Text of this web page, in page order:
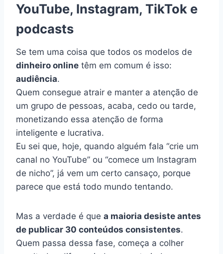
YouTube, Instagram, TikTok e
podcasts
Se tem uma coisa que todos os modelos de
dinheiro online têm em comum é isso:
audiência.
Quem consegue atrair e manter a atenção de
um grupo de pessoas, acaba, cedo ou tarde,
monetizando essa atenção de forma
inteligente e lucrativa.
Eu sei que, hoje, quando alguém fala “crie um
canal no YouTube” ou “comece um Instagram
de nicho”, já vem um certo cansaço, porque
parece que está todo mundo tentando.
Mas a verdade é que a maioria desiste antes
de publicar 30 conteúdos consistentes.
Quem passa dessa fase, começa a colher